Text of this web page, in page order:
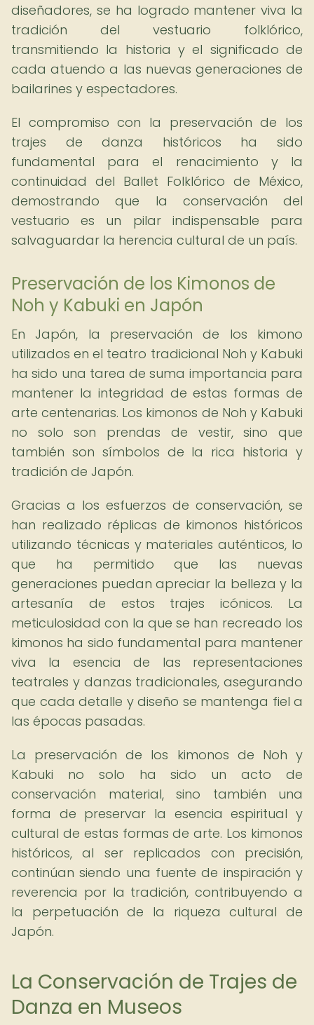
diseñadores, se ha logrado mantener viva la
tradición del vestuario folklórico,
transmitiendo la historia y el significado de
cada atuendo a las nuevas generaciones de
bailarines y espectadores.
El compromiso con la preservación de los
trajes de danza históricos ha sido
fundamental para el renacimiento y la
continuidad del Ballet Folklórico de México,
demostrando que la conservación del
vestuario es un pilar indispensable para
salvaguardar la herencia cultural de un país.
Preservación de los Kimonos de
Noh y Kabuki en Japón
En Japón, la preservación de los kimono
utilizados en el teatro tradicional Noh y Kabuki
ha sido una tarea de suma importancia para
mantener la integridad de estas formas de
arte centenarias. Los kimonos de Noh y Kabuki
no solo son prendas de vestir, sino que
también son símbolos de la rica historia y
tradición de Japón.
Gracias a los esfuerzos de conservación, se
han realizado réplicas de kimonos históricos
utilizando técnicas y materiales auténticos, lo
que ha permitido que las nuevas
generaciones puedan apreciar la belleza y la
artesanía de estos trajes icónicos. La
meticulosidad con la que se han recreado los
kimonos ha sido fundamental para mantener
viva la esencia de las representaciones
teatrales y danzas tradicionales, asegurando
que cada detalle y diseño se mantenga fiel a
las épocas pasadas.
La preservación de los kimonos de Noh y
Kabuki no solo ha sido un acto de
conservación material, sino también una
forma de preservar la esencia espiritual y
cultural de estas formas de arte. Los kimonos
históricos, al ser replicados con precisión,
continúan siendo una fuente de inspiración y
reverencia por la tradición, contribuyendo a
la perpetuación de la riqueza cultural de
Japón.
La Conservación de Trajes de
Danza en Museos